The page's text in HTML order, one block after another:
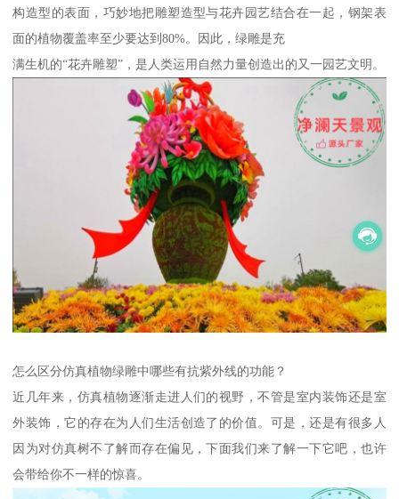
构造型的表面，巧妙地把雕塑造型与花卉园艺结合在一起，钢架表
面的植物覆盖率至少要达到80%。因此，绿雕是充
满生机的“花卉雕塑”，是人类运用自然力量创造出的又一园艺文明。
怎么区分仿真植物绿雕中哪些有抗紫外线的功能？
近几年来，仿真植物逐渐走进人们的视野，不管是室内装饰还是室
外装饰，它的存在为人们生活创造了的价值。可是，还是有很多人
因为对仿真树不了解而存在偏见，下面我们来了解一下它吧，也许
会带给你不一样的惊喜。